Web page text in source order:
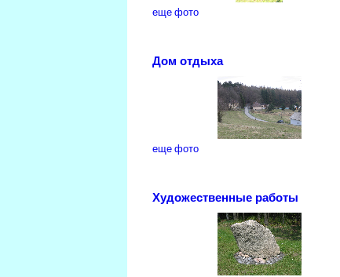
еще фото
Дом отдыха
еще фото
Художественные работы